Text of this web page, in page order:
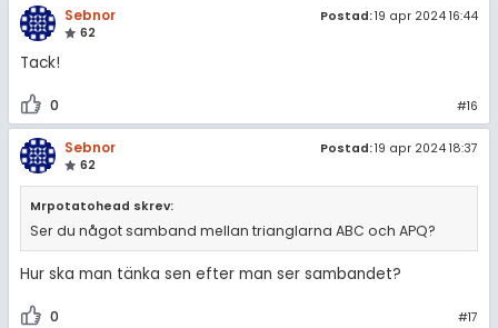
Sebnor
62
Postad:19 apr 2024 16:44
Tack!
0 #16
Sebnor
62
Postad:19 apr 2024 18:37
Mrpotatohead skrev:
Ser du något samband mellan trianglarna ABC och APQ?
Hur ska man tänka sen efter man ser sambandet?
0 #17